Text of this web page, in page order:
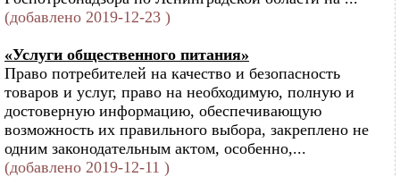
(добавлено 2019-12-23 )
«Услуги общественного питания»
Право потребителей на качество и безопасность
товаров и услуг, право на необходимую, полную и
достоверную информацию, обеспечивающую
возможность их правильного выбора, закреплено не
одним законодательным актом, особенно,...
(добавлено 2019-12-11 )